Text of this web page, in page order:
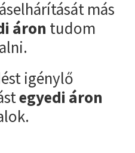
más
áron tudom
igénylő
egyedi áron